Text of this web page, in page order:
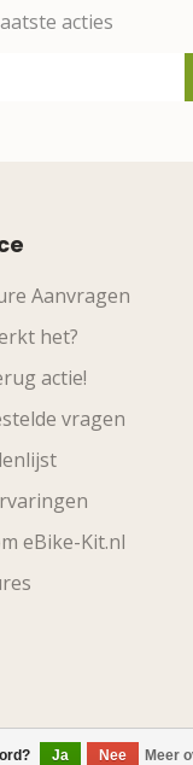
Ja Nee Meer
acties
Aanvragen
het?
actie!
vragen
eBike-Kit.nl